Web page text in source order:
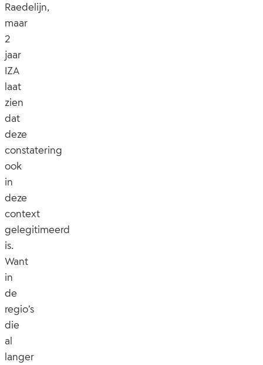
Raedelijn,
maar
2
jaar
IZA
laat
zien
dat
deze
constatering
ook
in
deze
context
gelegitimeerd
is.
Want
in
de
regio’s
die
al
langer